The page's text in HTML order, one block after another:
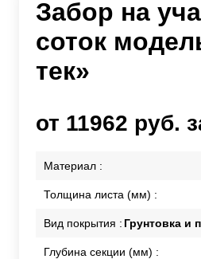
Забор на
соток
тек»
от 11962 руб.
Материал :
Толщина листа (мм) :
Вид покрытия : Грунтовка и
Глубина секции (мм) :